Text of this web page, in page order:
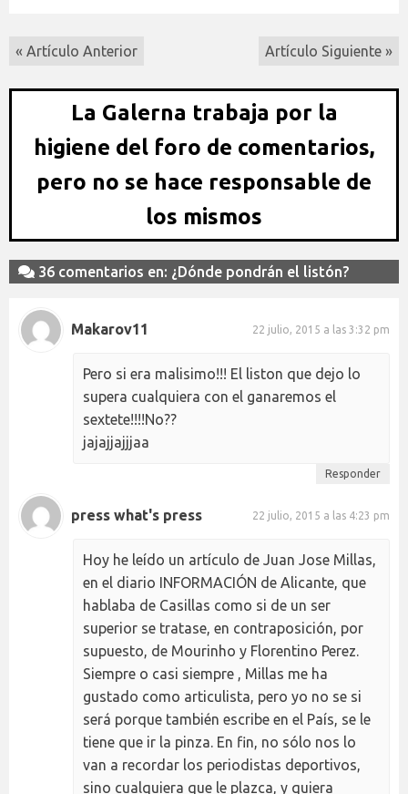
« Artículo Anterior Artículo Siguiente »
La Galerna trabaja por la
higiene del foro de comentarios,
pero no se hace responsable de
los mismos
36 comentarios en: ¿Dónde pondrán el listón?
Makarov11 22 julio, 2015 a las 3:32 pm
Pero si era malisimo!!! El liston que dejo lo
supera cualquiera con el ganaremos el
sextete!!!!No??
jajajjajjjaa
Responder
press what's press 22 julio, 2015 a las 4:23 pm
Hoy he leído un artículo de Juan Jose Millas,
en el diario INFORMACIÓN de Alicante, que
hablaba de Casillas como si de un ser
superior se tratase, en contraposición, por
supuesto, de Mourinho y Florentino Perez.
Siempre o casi siempre , Millas me ha
gustado como articulista, pero yo no se si
será porque también escribe en el País, se le
tiene que ir la pinza. En fin, no sólo nos lo
van a recordar los periodistas deportivos,
sino cualquiera que le plazca, y quiera